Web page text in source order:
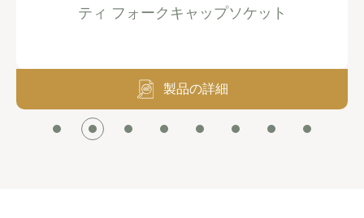
ティ フォークキャップソケット
製品の詳細